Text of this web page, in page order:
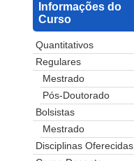
Informações do
Curso
Quantitativos
Regulares
Mestrado
Pós-Doutorado
Bolsistas
Mestrado
Disciplinas Oferecidas